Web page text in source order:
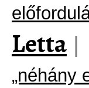
Letta |
„néhány